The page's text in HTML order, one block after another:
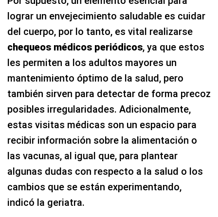
lograr un envejecimiento saludable es cuidar
del cuerpo, por lo tanto, es vital realizarse
chequeos médicos periódicos, ya que estos
les permiten a los adultos mayores un
mantenimiento óptimo de la salud, pero
también sirven para detectar de forma precoz
posibles irregularidades. Adicionalmente,
estas visitas médicas son un espacio para
recibir información sobre la alimentación o
las vacunas, al igual que, para plantear
algunas dudas con respecto a la salud o los
cambios que se están experimentando,
indicó la geriatra.